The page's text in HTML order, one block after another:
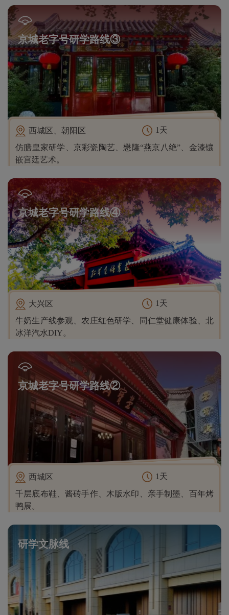
京城老字号研学路线③
西城区、朝阳区
1天
仿膳皇家研学、京彩瓷陶艺、懋隆“燕京八绝”、金漆镶
嵌宫廷艺术。
京城老字号研学路线④
大兴区
1天
牛奶生产线参观、农庄红色研学、同仁堂健康体验、北
冰洋汽水DIY。
京城老字号研学路线②
西城区
1天
千层底布鞋、酱砖手作、木版水印、亲手制墨、百年烤
鸭展。
研学文脉线